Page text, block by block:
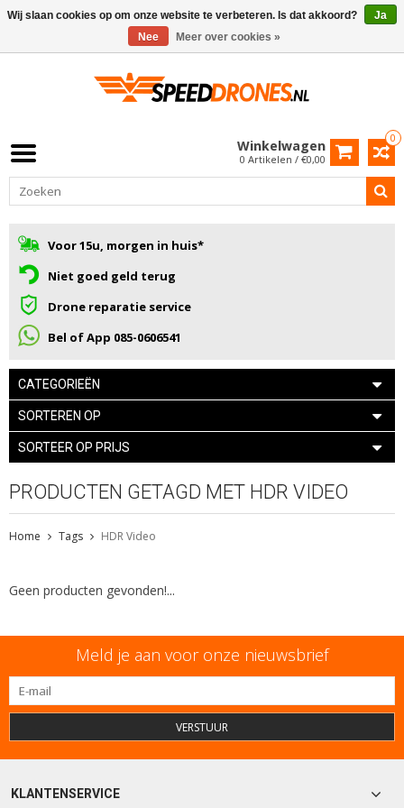
0
Winkelwagen
0 Artikelen / €0,00
Voor 15u, morgen in huis*
Niet goed geld terug
Drone reparatie service
Bel of App 085-0606541
CATEGORIEËN
SORTEREN OP
SORTEER OP PRIJS
PRODUCTEN GETAGD MET HDR VIDEO
Home Tags HDR Video
Geen producten gevonden!...
Meld je aan voor onze nieuwsbrief
VERSTUUR
KLANTENSERVICE
Wij slaan cookies op om onze website te verbeteren. Is dat akkoord?
Ja
Nee
Meer over cookies »